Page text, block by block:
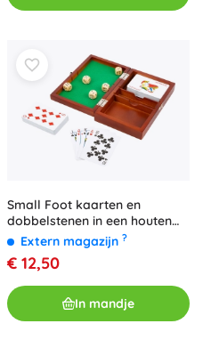
Small Foot kaarten en
dobbelstenen in een houten
boxExtern magazijn ?
€ 12,50
In mandje